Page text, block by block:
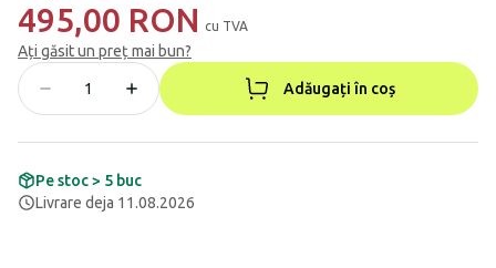
495,00 RON cu TVA
Ați găsit un preț mai bun?
Adăugați în coș
Pe stoc > 5 buc
Livrare deja 11.08.2026